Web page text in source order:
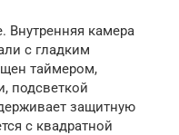
Внутренняя камера
с гладким
таймером,
подсветкой
защитную
с квадратной